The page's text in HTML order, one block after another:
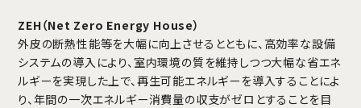
ZEH（Net Zero Energy House）
外皮の断熱性能等を大幅に向上させるとともに、高効率な設備
システムの導入により、室内環境の質を維持しつつ大幅な省エネ
ルギーを実現した上で、再生可能エネルギーを導入することによ
り、年間の一次エネルギー消費量の収支がゼロとすることを目